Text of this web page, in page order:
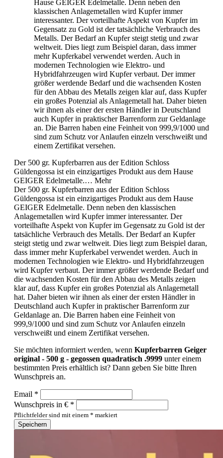
Hause GEIGER Edelmetalle. Denn neben den
klassischen Anlagemetallen wird Kupfer immer
interessanter. Der vorteilhafte Aspekt von Kupfer im
Gegensatz zu Gold ist der tatsächliche Verbrauch des
Metalls. Der Bedarf an Kupfer steigt stetig und zwar
weltweit. Dies liegt zum Beispiel daran, dass immer
mehr Kupferkabel verwendet werden. Auch in
modernen Technologien wie Elektro- und
Hybridfahrzeugen wird Kupfer verbaut. Der immer
größer werdende Bedarf und die wachsenden Kosten
für den Abbau des Metalls zeigen klar auf, dass Kupfer
ein großes Potenzial als Anlagemetall hat. Daher bieten
wir ihnen als einer der ersten Händler in Deutschland
auch Kupfer in praktischer Barrenform zur Geldanlage
an. Die Barren haben eine Feinheit von 999,9/1000 und
sind zum Schutz vor Anlaufen einzeln verschweißt und
einem Zertifikat versehen.
Der 500 gr. Kupferbarren aus der Edition Schloss
Güldengossa ist ein einzigartiges Produkt aus dem Hause
GEIGER Edelmetalle.… Mehr
Der 500 gr. Kupferbarren aus derEdition Schloss
Güldengossa ist ein einzigartiges Produkt aus dem Hause
GEIGER Edelmetalle. Denn neben den klassischen
Anlagemetallen wird Kupfer immer interessanter. Der
vorteilhafte Aspekt von Kupfer im Gegensatz zu Gold ist der
tatsächliche Verbrauch des Metalls. Der Bedarf an Kupfer
steigt stetig und zwar weltweit. Dies liegt zum Beispiel daran,
dass immer mehr Kupferkabel verwendet werden. Auch in
modernen Technologien wie Elektro- und Hybridfahrzeugen
wird Kupfer verbaut. Der immer größer werdende Bedarf und
die wachsenden Kosten für den Abbau des Metalls zeigen
klar auf, dass Kupfer ein großes Potenzial als Anlagemetall
hat. Daher bieten wir ihnen als einer der ersten Händler in
Deutschland auch Kupfer in praktischer Barrenform zur
Geldanlage an. Die Barren haben eine Feinheit von
999,9/1000 und sind zum Schutz vor Anlaufen einzeln
verschweißt und einem Zertifikat versehen.
Sie möchten informiert werden, wenn Kupferbarren Geiger
original - 500 g - gegossen quadratisch .9999 unter einem
bestimmten Preis erhältlich ist? Dann geben Sie bitte Ihren
Wunschpreis an.
Email *
Wunschpreis in € *
Pflichtfelder sind mit einem * markiert
Speichern